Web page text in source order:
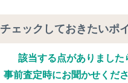
チェックしておきたいポ
該当する点がありました
事前査定時にお聞かせくださ